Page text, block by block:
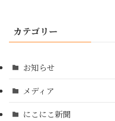
カテゴリー
お知らせ
メディア
にこにこ新聞